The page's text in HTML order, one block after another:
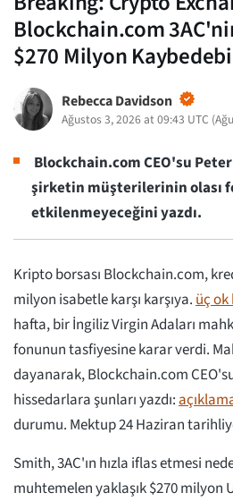
Blockchain.com
$270 Milyon
Rebecca Davidson
Ağustos 3, 2026 at 09:43 UTC (
Blockchain.com CEO'su
şirketin müşterilerinin olası
etkilenmeyeceğini yazdı.
Kripto borsası Blockchain.com,
milyon isabetle karşı karşıya.üç ok
hafta, bir İngiliz Virgin Adaları
fonunun tasfiyesine karar verdi.
dayanarak, Blockchain.com
hissedarlara şunları yazdı:
durumu. Mektup 24 Haziran
Smith, 3AC'ın hızla iflas etmesi
muhtemelen yaklaşık $270 milyon